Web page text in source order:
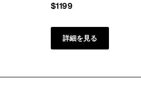
$1199
詳細を見る